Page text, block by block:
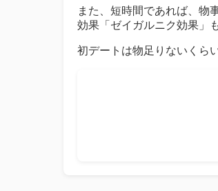
また、短時間であれば、物
効果「ゼイガルニク効果」
初デートは物足りないくら